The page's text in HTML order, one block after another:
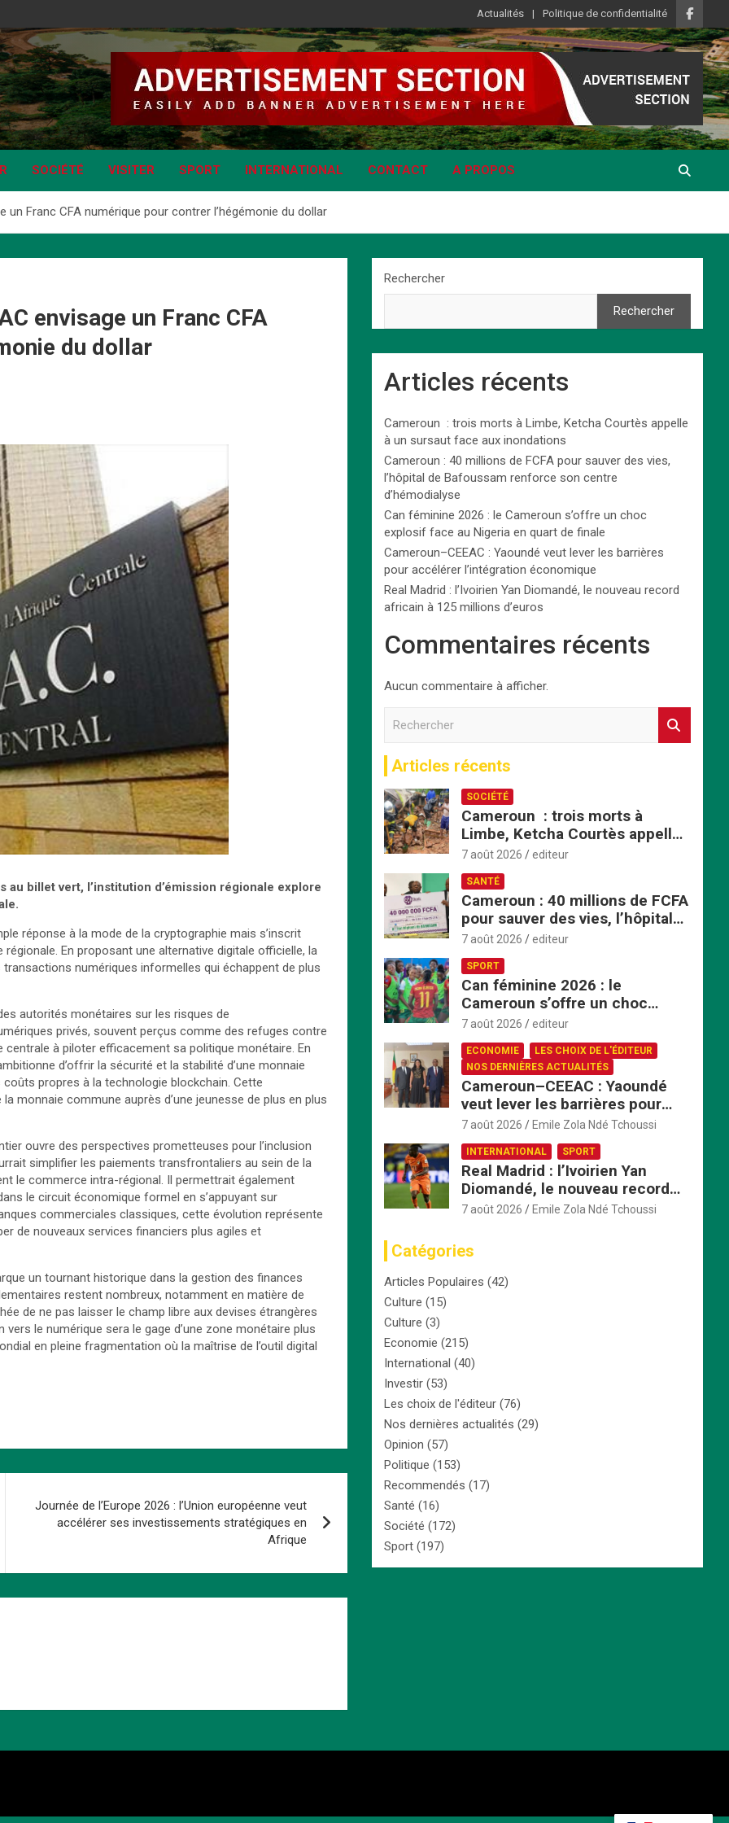
Actualités Politique de confidentialité
SOCIÉTÉ VISITER SPORT INTERNATIONAL CONTACT A PROPOS
un Franc CFA numérique pour contrer l’hégémonie du dollar
envisage un Franc CFA
du dollar
billet vert, l’institution d’émission régionale explore
réponse à la mode de la cryptographie mais s’inscrit
En proposant une alternative digitale officielle, la
numériques informelles qui échappent de plus
autorités monétaires sur les risques de
privés, souvent perçus comme des refuges contre
centrale à piloter efficacement sa politique monétaire. En
d’offrir la sécurité et la stabilité d’une monnaie
propres à la technologie blockchain. Cette
monnaie commune auprès d’une jeunesse de plus en plus
ouvre des perspectives prometteuses pour l’inclusion
simplifier les paiements transfrontaliers au sein de la
le commerce intra-régional. Il permettrait également
le circuit économique formel en s’appuyant sur
commerciales classiques, cette évolution représente
de nouveaux services financiers plus agiles et
un tournant historique dans la gestion des finances
restent nombreux, notamment en matière de
de ne pas laisser le champ libre aux devises étrangères
le numérique sera le gage d’une zone monétaire plus
en pleine fragmentation où la maîtrise de l’outil digital
Journée de l’Europe 2026 : l’Union européenne veut
accélérer ses investissements stratégiques en
Afrique
Rechercher
Rechercher
Articles récents
Cameroun : trois morts à Limbe, Ketcha Courtès appelle
à un sursaut face aux inondations
Cameroun : 40 millions de FCFA pour sauver des vies,
l’hôpital de Bafoussam renforce son centre
d’hémodialyse
Can féminine 2026 : le Cameroun s’offre un choc
explosif face au Nigeria en quart de finale
Cameroun–CEEAC : Yaoundé veut lever les barrières
pour accélérer l’intégration économique
Real Madrid : l’Ivoirien Yan Diomandé, le nouveau record
africain à 125 millions d’euros
Commentaires récents
Aucun commentaire à afficher.
r
c
h
e
Articles récents
SOCIÉTÉ
Cameroun : trois morts à
Limbe, Ketcha Courtès appelle
à un sursaut face aux
inondations
7 août 2026 editeur
SANTÉ
Cameroun : 40 millions de FCFA
pour sauver des vies, l’hôpital
de Bafoussam renforce son
centre d’hémodialyse
7 août 2026 editeur
SPORT
Can féminine 2026 : le
Cameroun s’offre un choc
explosif face au Nigeria en
quart de finale
7 août 2026 editeur
ECONOMIE
LES CHOIX DE L'ÉDITEUR
NOS DERNIÈRES ACTUALITÉS
Cameroun–CEEAC : Yaoundé
veut lever les barrières pour
accélérer l’intégration
économique
7 août 2026 Emile Zola Ndé Tchoussi
INTERNATIONAL SPORT
Real Madrid : l’Ivoirien Yan
Diomandé, le nouveau record
africain à 125 millions d’euros
7 août 2026 Emile Zola Ndé Tchoussi
Catégories
Articles Populaires (42)
Culture (15)
Culture (3)
Economie (215)
International (40)
Investir (53)
Les choix de l'éditeur (76)
Nos dernières actualités (29)
Opinion (57)
Politique (153)
Recommendés (17)
Santé (16)
Société (172)
Sport (197)